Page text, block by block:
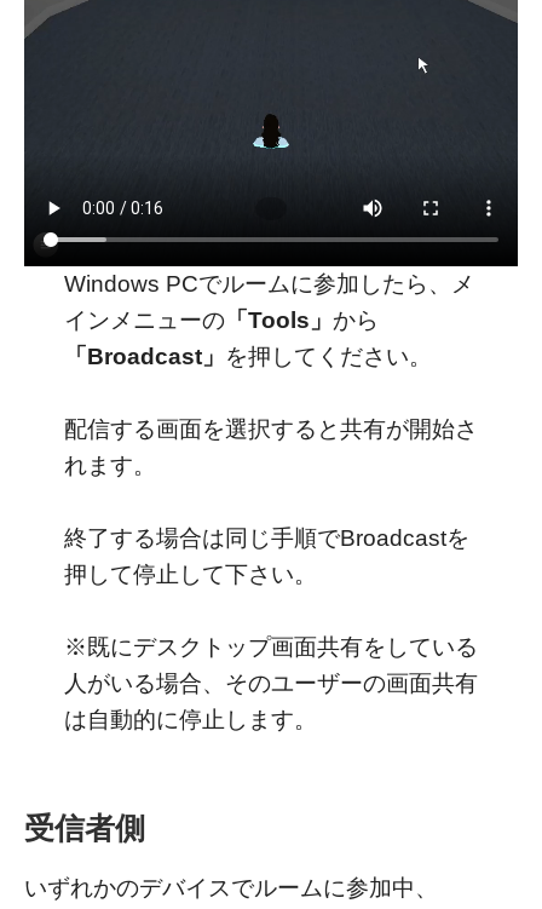
Windows PCでルームに参加したら、メ
インメニューの「Tools」 から
「Broadcast」 を押してください。
配信する画面を選択すると共有が開始さ
れます。
終了する場合は同じ手順でBroadcastを
押して停止して下さい。
※既にデスクトップ画面共有をしている
人がいる場合、そのユーザーの画面共有
は自動的に停止します。
受信者側
いずれかのデバイスでルームに参加中、